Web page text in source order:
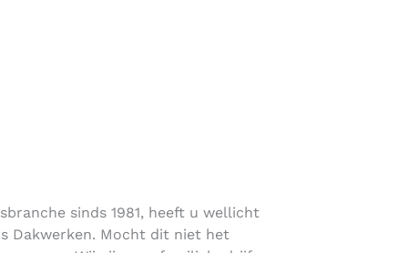
sinds 1981, heeft u wellicht
Dakwerken. Mocht dit niet het